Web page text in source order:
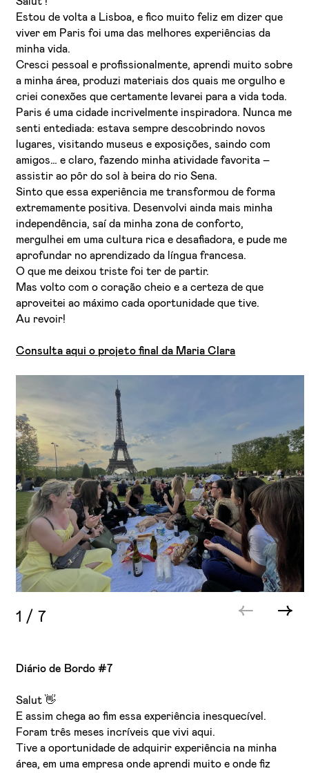
Aceito receber emails sobre novidades da ETIC
Estou de volta a Lisboa, e fico muito feliz em dizer que
viver em Paris foi uma das melhores experiências da
minha vida.
Cresci pessoal e profissionalmente, aprendi muito sobre
a minha área, produzi materiais dos quais me orgulho e
criei conexões que certamente levarei para a vida toda.
Paris é uma cidade incrivelmente inspiradora. Nunca me
senti entediada: estava sempre descobrindo novos
lugares, visitando museus e exposições, saindo com
amigos… e claro, fazendo minha atividade favorita –
assistir ao pôr do sol à beira do rio Sena.
Sinto que essa experiência me transformou de forma
extremamente positiva. Desenvolvi ainda mais minha
independência, saí da minha zona de conforto,
mergulhei em uma cultura rica e desafiadora, e pude me
aprofundar no aprendizado da língua francesa.
O que me deixou triste foi ter de partir.
Mas volto com o coração cheio e a certeza de que
aproveitei ao máximo cada oportunidade que tive.
Au revoir!
Consulta aqui o projeto final da Maria Clara
1 /7
Diário de Bordo #7
Salut 👋
E assim chega ao fim essa experiência inesquecível.
Foram três meses incríveis que vivi aqui.
Tive a oportunidade de adquirir experiência na minha
área, em uma empresa onde aprendi muito e onde fiz